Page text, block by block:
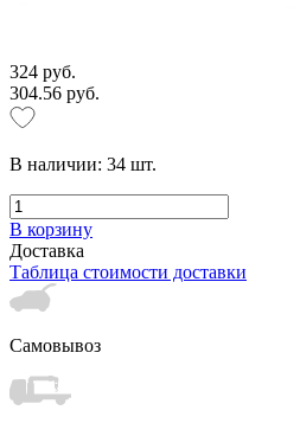
324 руб.
304.56 руб.
В наличии: 34 шт.
В корзину
Доставка
Таблица стоимости доставки
Самовывоз